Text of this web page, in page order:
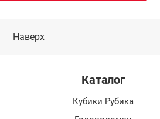
Наверх
Каталог
Кубики Рубика